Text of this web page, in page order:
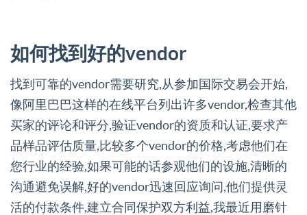
如何找到好的vendor
找到可靠的vendor需要研究,从参加国际交易会开始,
像阿里巴巴这样的在线平台列出许多vendor,检查其他
买家的评论和评分,验证vendor的资质和认证,要求产
品样品评估质量,比较多个vendor的价格,考虑他们在
您行业的经验,如果可能的话参观他们的设施,清晰的
沟通避免误解,好的vendor迅速回应询问,他们提供灵
活的付款条件,建立合同保护双方利益,我最近用磨针